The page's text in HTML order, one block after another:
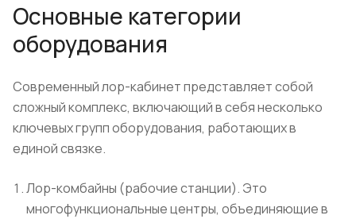
Основные категории
оборудования
Современный лор-кабинет представляет собой
сложный комплекс, включающий в себя несколько
ключевых групп оборудования, работающих в
единой связке.
Лор-комбайны (рабочие станции). Это
многофункциональные центры, объединяющие в